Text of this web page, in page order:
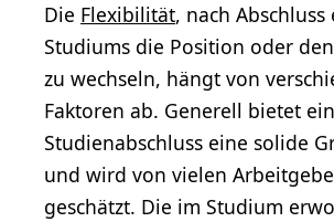
Die Flexibilität, nach
Studiums die Position oder
zu wechseln, hängt von
Faktoren ab. Generell bietet
Studienabschluss eine solide
und wird von vielen
geschätzt. Die im Studium